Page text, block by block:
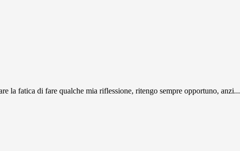
la fatica di fare qualche mia riflessione, ritengo sempre opportuno, anzi...